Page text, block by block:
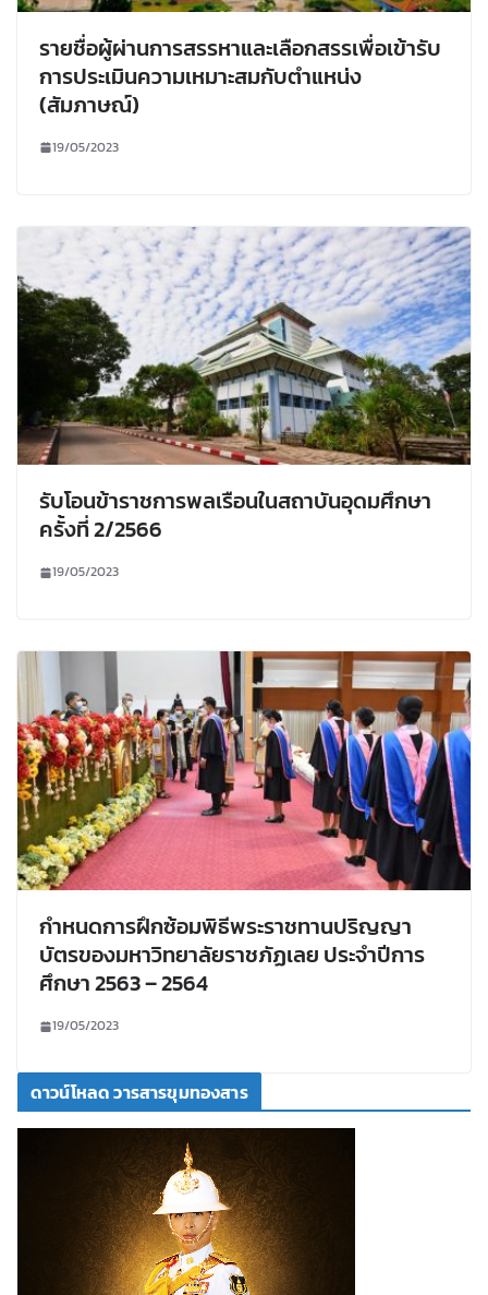
รายชื่อผู้ผ่านการสรรหาและเลือกสรรเพื่อเข้ารับ
การประเมินความเหมาะสมกับตำแหน่ง
(สัมภาษณ์)
19/05/2023
รับโอนข้าราชการพลเรือนในสถาบันอุดมศึกษา
ครั้งที่ 2/2566
19/05/2023
กำหนดการฝึกซ้อมพิธีพระราชทานปริญญา
บัตรของมหาวิทยาลัยราชภัฏเลย ประจำปีการ
ศึกษา 2563 – 2564
19/05/2023
ดาวน์โหลด วารสารขุมทองสาร